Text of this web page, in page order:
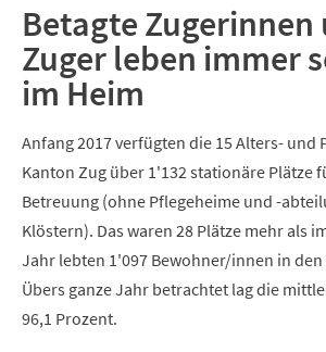
Betagte Zugerinnen
Zuger leben immer
im Heim
Anfang 2017 verfügten die 15 Alters- und
Kanton Zug über 1'132 stationäre Plätze
Betreuung (ohne Pflegeheime und -
Klöstern). Das waren 28 Plätze mehr als
Jahr lebten 1'097 Bewohner/innen in den
Übers ganze Jahr betrachtet lag die
96,1 Prozent.